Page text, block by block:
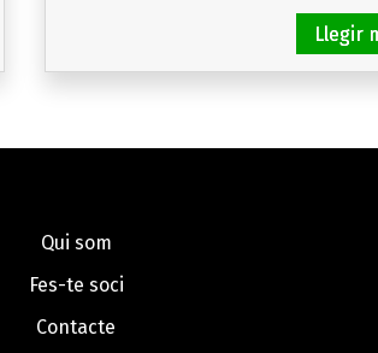
Qui som
Fes-te soci
Contacte